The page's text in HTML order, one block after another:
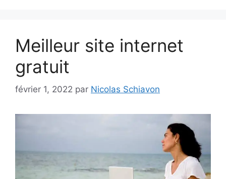
Meilleur site internet
gratuit
février 1, 2022 par Nicolas Schiavon